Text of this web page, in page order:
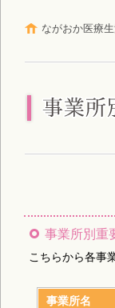
ながおか医療
事業所別重
こちらから各事
事業所名